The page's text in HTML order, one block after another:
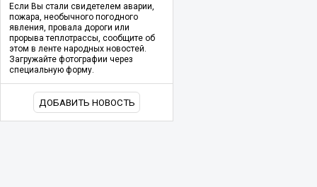
Если Вы стали свидетелем аварии,
пожара, необычного погодного
явления, провала дороги или
прорыва теплотрассы, сообщите об
этом в ленте народных новостей.
Загружайте фотографии через
специальную форму.
ДОБАВИТЬ НОВОСТЬ